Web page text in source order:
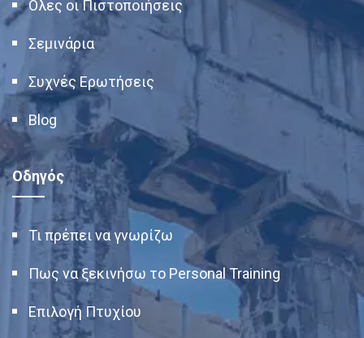
Ολες οι Πιστοποιήσεις
Σεμινάρια
Συχνές Ερωτήσεις
Blog
Οδηγός
Τι πρέπει να γνωρίζω
Πως να ξεκινήσω το Personal Training
Επιλογή Πτυχίου